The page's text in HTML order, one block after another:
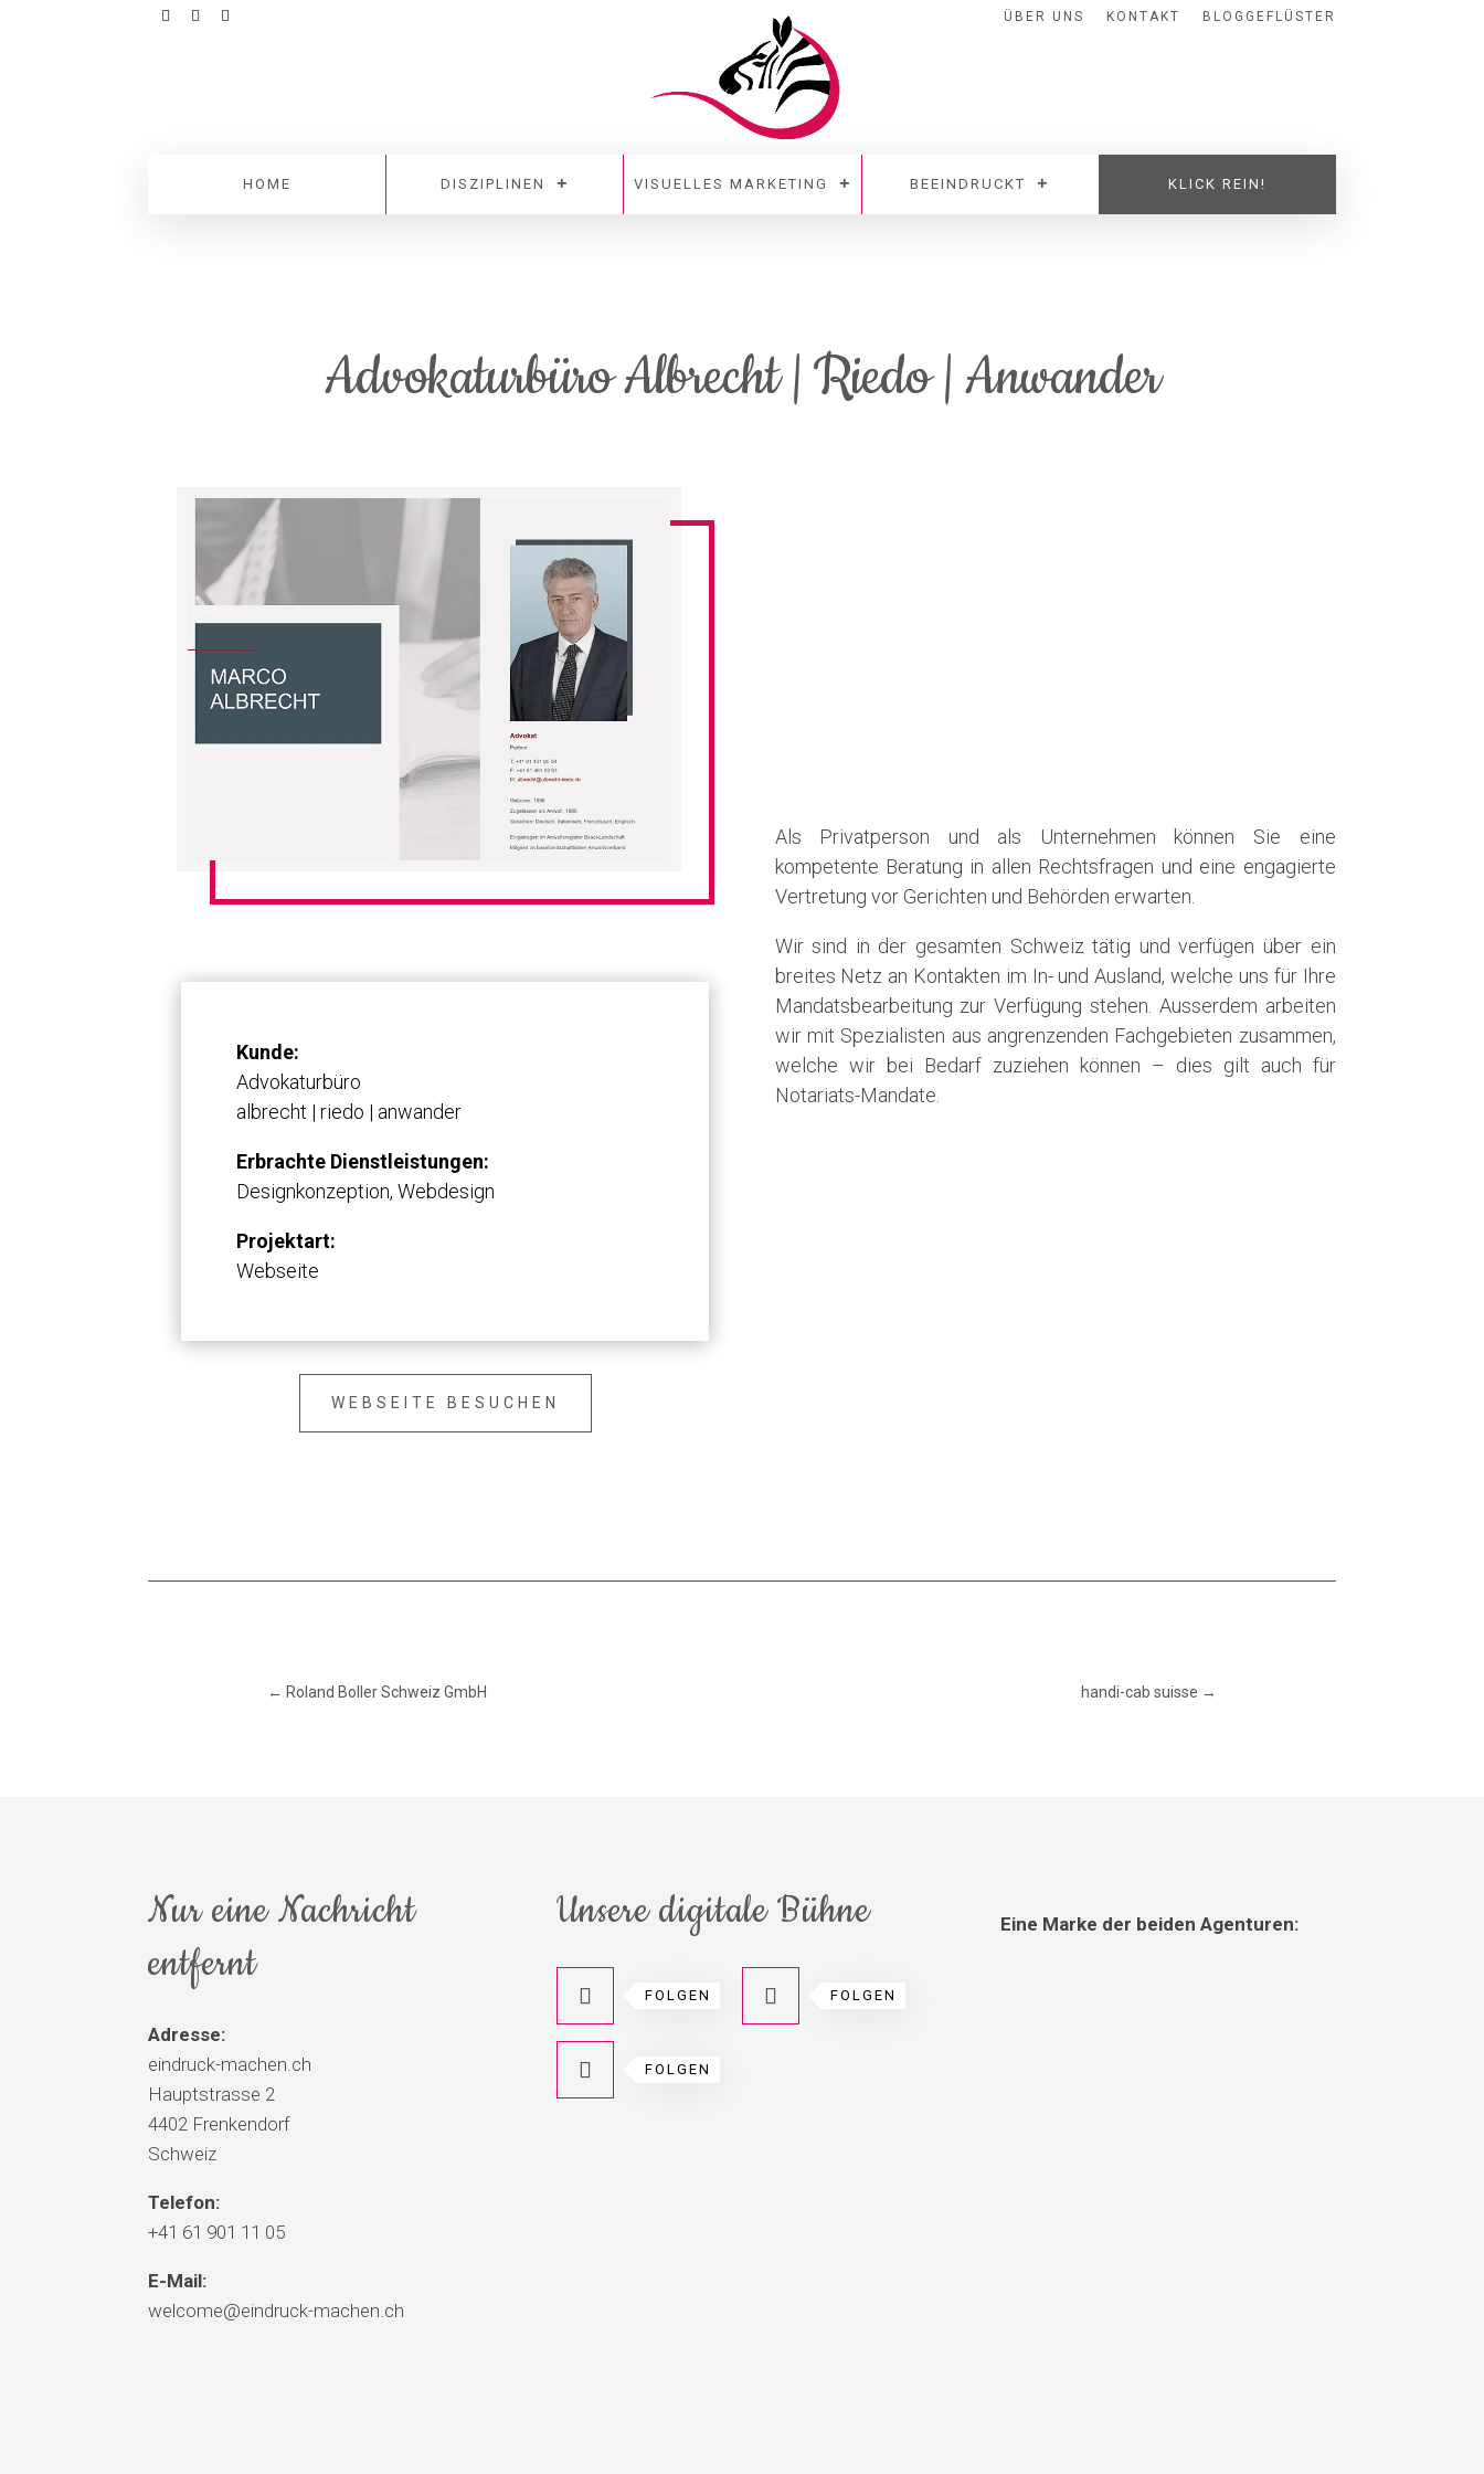
ÜBER UNS KONTAKT BLOGGEFLÜSTER
HOME DISZIPLINEN VISUELLES MARKETING BEEINDRUCKT KLICK REIN!
Advokaturbüro Albrecht | Riedo | Anwander
Kunde:
Advokaturbüro
albrecht | riedo | anwander
Erbrachte Dienstleistungen:
Designkonzeption, Webdesign
Projektart:
Webseite
WEBSEITE BESUCHEN
Als Privatperson und als Unternehmen können Sie eine
kompetente Beratung in allen Rechtsfragen und eine engagierte
Vertretung vor Gerichten und Behörden erwarten.
Wir sind in der gesamten Schweiz tätig und verfügen über ein
breites Netz an Kontakten im In- und Ausland, welche uns für Ihre
Mandatsbearbeitung zur Verfügung stehen. Ausserdem arbeiten
wir mit Spezialisten aus angrenzenden Fachgebieten zusammen,
welche wir bei Bedarf zuziehen können – dies gilt auch für
Notariats-Mandate.
← Roland Boller Schweiz GmbH handi-cab suisse →
Nur eine Nachricht
entfernt
Adresse:
eindruck-machen.ch
Hauptstrasse 2
4402 Frenkendorf
Schweiz
Telefon:
+41 61 901 11 05
E-Mail:
welcome@eindruck-machen.ch
Unsere digitale Bühne
FOLGEN FOLGEN
FOLGEN
Eine Marke der beiden Agenturen: